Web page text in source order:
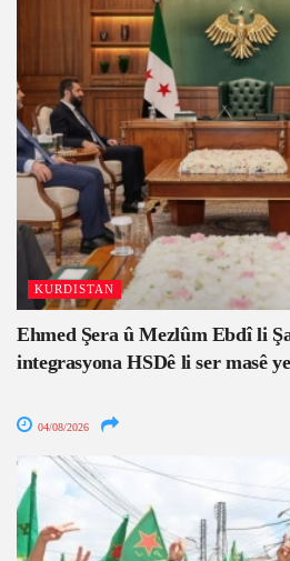
KURDISTAN
Ehmed Şera û Mezlûm Ebdî li
integrasyona HSDê li ser masê ye
04/08/2026